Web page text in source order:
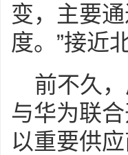
变，主要
度。”接近
前不久
与华为联
以重要供